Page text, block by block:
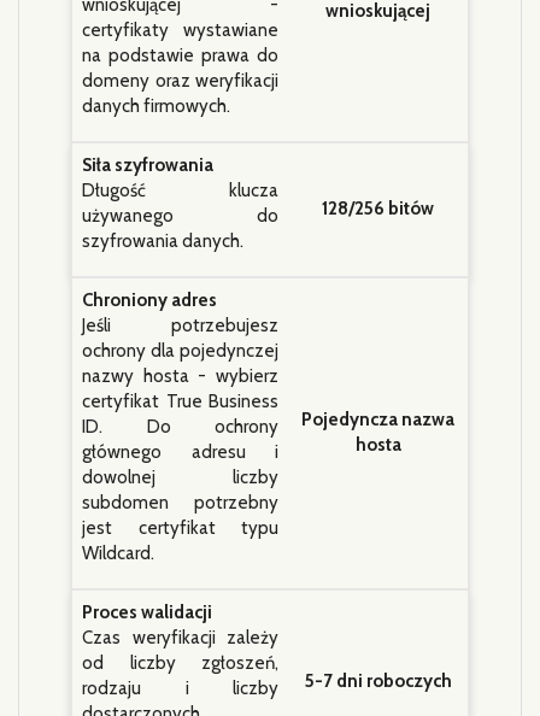
wnioskującej -
certyfikaty wystawiane
na podstawie prawa do
domeny oraz weryfikacji
danych firmowych.
wnioskującej
Siła szyfrowania
Długość klucza
używanego do
szyfrowania danych.
128/256 bitów
Chroniony adres
Jeśli potrzebujesz
ochrony dla pojedynczej
nazwy hosta - wybierz
certyfikat True Business
ID. Do ochrony
głównego adresu i
dowolnej liczby
subdomen potrzebny
jest certyfikat typu
Wildcard.
Pojedyncza nazwa
hosta
Proces walidacji
Czas weryfikacji zależy
od liczby zgłoszeń,
rodzaju i liczby
5-7 dni roboczych